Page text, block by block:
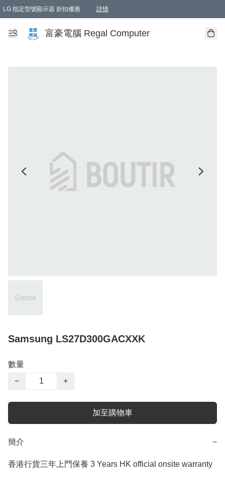
LG 指定型號顯示器 折扣優惠 詳情
富豪電腦 Regal Computer
Samsung LS27D300GACXXK
數量
−
+
加至購物車
簡介 −
香港行貨三年上門保養 3 Years HK official onsite warranty